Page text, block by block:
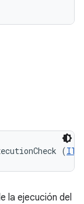
(
la ejecución del